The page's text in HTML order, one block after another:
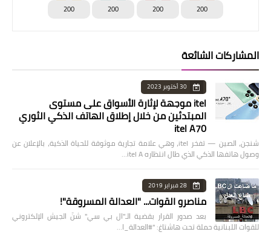
200
200
200
200
المشاركات الشائعة
30 أكتوبر 2023
itel موجهة لإثارة الأسواق على مستوى
المبتدئين من خلال إطلاق الهاتف الذكي الثوري
itel A70
شنجن، الصين — تفخر itel، وهي علامة تجارية موثوقة للحياة الذكية، بالإعلان عن
وصول هاتفها الذكي الذي طال انتظاره itel A…
28 فبراير 2019
مناصرو القوات... "العدالة المسروقة"!
بعد صدور القرار بقضية الـ"ال بي سي" شنّ الجيش الإلكتروني
للقوات اللبنانية حملة تحت هاشتاغ: "#العدالة_ا…